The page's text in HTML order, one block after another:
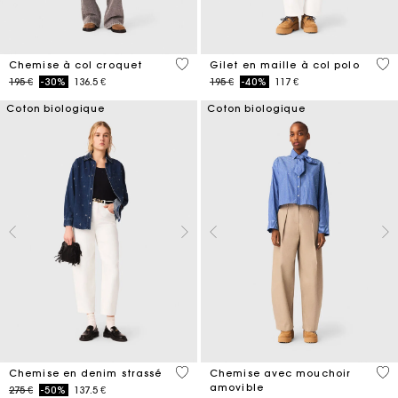
Chemise à col croquet
Price reduced from
195 €to-30% 136.5 €
4,1 out of 5 Customer Rating
Gilet en maille à col polo
Price reduced from
195 €to-40% 117 €
3,4
Coton biologique
Chemise en denim strassé
Price reduced from
275 €to-50% 137.5 €
4,7 out of 5 Customer Rating
Coton biologique
Chemise avec mouchoir
amovible
4,1